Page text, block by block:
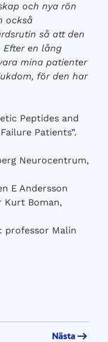
och nya rön
också
så att den
Efter en lång
mina patienter
för den har
Peptides and
Patients”.
Neurocentrum,
E Andersson
Kurt Boman,
professor Malin
Nästa